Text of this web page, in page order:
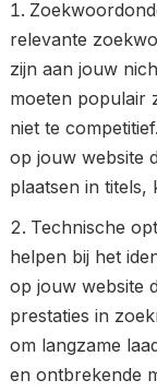
relevante
zijn aan jouw
moeten populair
niet te
op jouw website
plaatsen in titels,
Technische
helpen bij het
op jouw website
prestaties in
om langzame
en ontbrekende